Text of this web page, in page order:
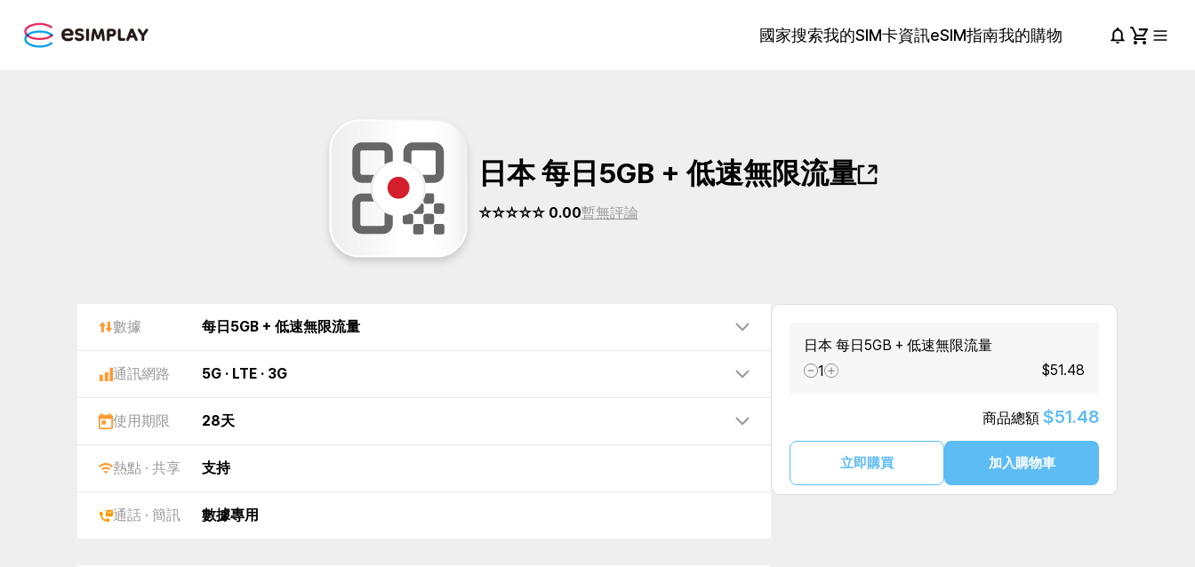
國家搜索我的SIM卡資訊eSIM指南我的購物
日本 每日5GB + 低速無限流量
☆☆☆☆☆ 0.00暫無評論
數據 每日5GB + 低速無限流量
通訊網路 5G · LTE · 3G
使用期限 28天
熱點 · 共享 支持
通話 · 簡訊 數據專用
日本 每日5GB + 低速無限流量
1
$51.48
商品總額 $51.48
立即購買 加入購物車